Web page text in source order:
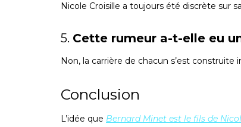
Nicole Croisille a toujours été discrète sur
5. Cette rumeur a-t-elle eu
Non, la carrière de chacun s’est
Conclusion
L’idée que Bernard Minet est le fils de